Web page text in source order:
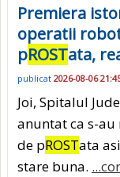
Premiera
operatii
pROSTata,
publicat 2026-08-06
Joi, Spitalul
anuntat ca s-
de pROSTata
stare buna.